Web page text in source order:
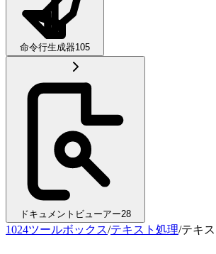
命令行生成器105
ドキュメントビューアー28
1024ツールボックス/テキスト処理/テキ